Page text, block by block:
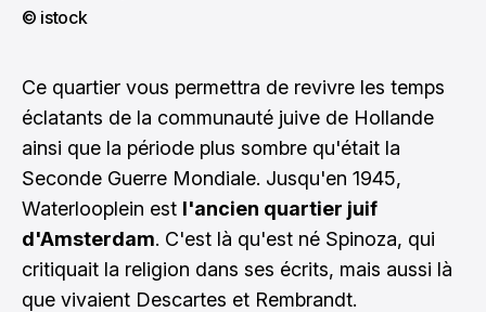
© istock
Ce quartier vous permettra de revivre les temps
éclatants de la communauté juive de Hollande
ainsi que la période plus sombre qu'était la
Seconde Guerre Mondiale. Jusqu'en 1945,
Waterlooplein est l'ancien quartier juif
d'Amsterdam. C'est là qu'est né Spinoza, qui
critiquait la religion dans ses écrits, mais aussi là
que vivaient Descartes et Rembrandt.